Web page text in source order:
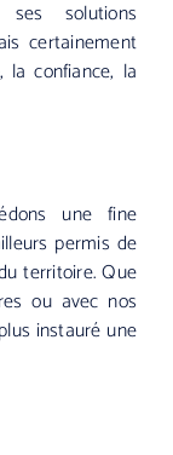
solutions
certainement
la confiance, la
une fine
permis de
territoire. Que
ou avec nos
instauré une